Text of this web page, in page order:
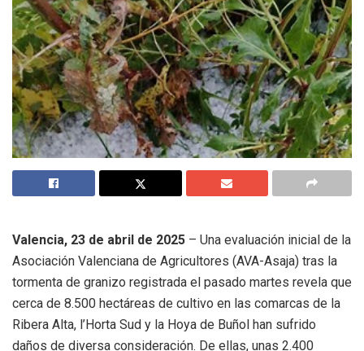
Valencia, 23 de abril de 2025 – Una evaluación inicial de la
Asociación Valenciana de Agricultores (AVA-Asaja) tras la
tormenta de granizo registrada el pasado martes revela que
cerca de 8.500 hectáreas de cultivo en las comarcas de la
Ribera Alta, l’Horta Sud y la Hoya de Buñol han sufrido
daños de diversa consideración. De ellas, unas 2.400